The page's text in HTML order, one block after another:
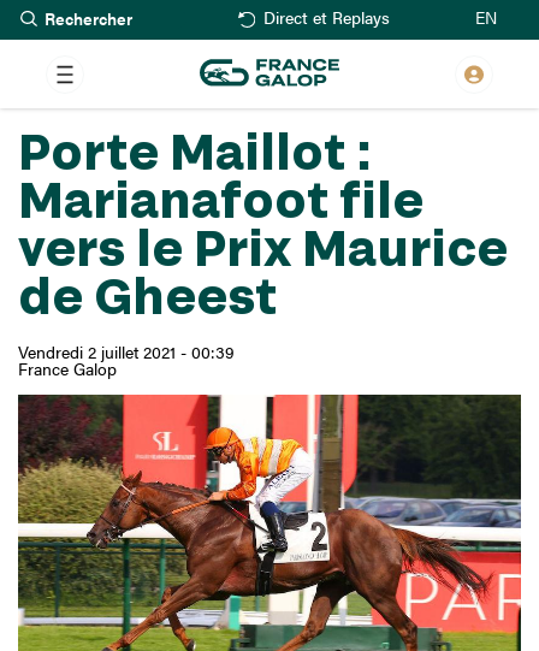
Aller
au
contenu
principal
Rechercher Direct et Replays EN
Porte Maillot :
Marianafoot file
vers le Prix Maurice
de Gheest
Vendredi 2 juillet 2021 - 00:39
France Galop